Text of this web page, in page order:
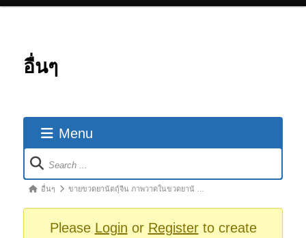
อื่นๆ
Menu
Forum
Navigation
Forum
อื่นๆ ขายขวดยานัตถุ์จีน ภาพวาดในขวดยานั …
Please Login or Registerto create